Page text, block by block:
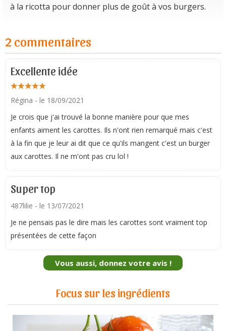
à la ricotta pour donner plus de goût à vos burgers.
2 commentaires
Excellente idée
Régina - le 18/09/2021
Je crois que j'ai trouvé la bonne manière pour que mes
enfants aiment les carottes. Ils n'ont rien remarqué mais c'est
à la fin que je leur ai dit que ce qu'ils mangent c'est un burger
aux carottes. Il ne m'ont pas cru lol !
Super top
487lilie - le 13/07/2021
Je ne pensais pas le dire mais les carottes sont vraiment top
présentées de cette façon
Vous aussi, donnez votre avis !
Focus sur les ingrédients